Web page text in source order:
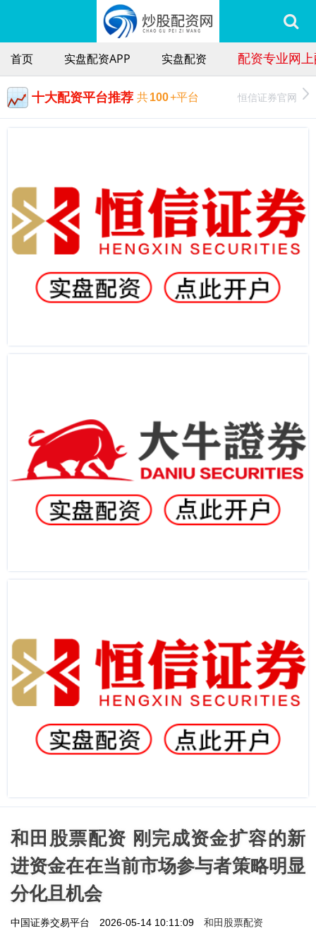
首页 实盘配资APP 实盘配资 配资专业网
十大配资平台推荐 共100+平台 恒信证券官网
和田股票配资 刚完成资金扩容的新
进资金在在当前市场参与者策略明显
分化且机会
中国证券交易平台 2026-05-14 10:11:09 和田股票配资